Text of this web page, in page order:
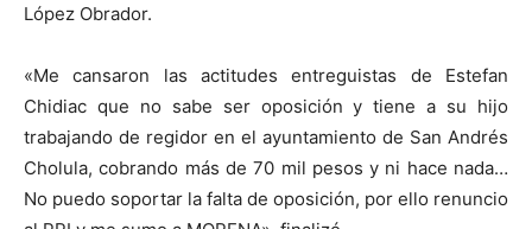
López Obrador.
«Me cansaron las actitudes entreguistas de Estefan
Chidiac que no sabe ser oposición y tiene a su hijo
trabajando de regidor en el ayuntamiento de San Andrés
Cholula, cobrando más de 70 mil pesos y ni hace nada…
No puedo soportar la falta de oposición, por ello renuncio